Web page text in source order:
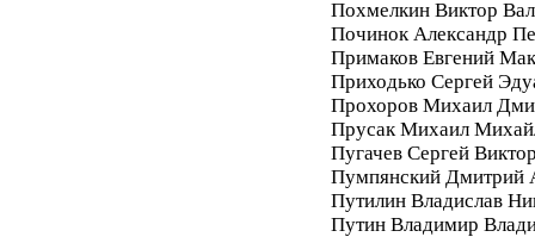
Похмелкин Виктор
Починок Александр
Примаков Евгений
Приходько Сергей
Прохоров Михаил
Прусак Михаил
Пугачев Сергей
Пумпянский Дмитрий
Путилин Владислав
Путин Владимир